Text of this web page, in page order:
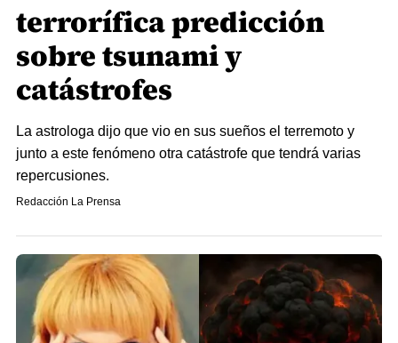
terrorífica predicción
sobre tsunami y
catástrofes
La astrologa dijo que vio en sus sueños el terremoto y
junto a este fenómeno otra catástrofe que tendrá varias
repercusiones.
Redacción La Prensa